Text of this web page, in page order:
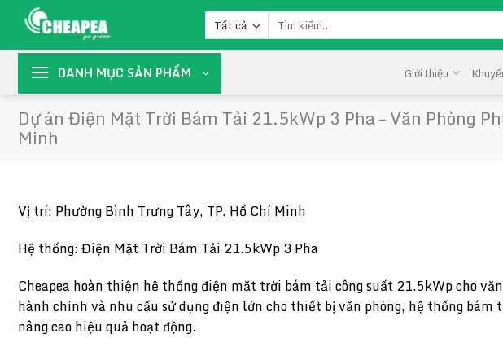
Chuyển
nội
Tìm
kiếm:
DANH MỤC SẢN PHẨM Giới thiệu
Dự án Điện Mặt Trời Bám Tải 21.5kWp 3 Pha – Văn Phòng
Minh
Vị trí: Phường Bình Trưng Tây, TP. Hồ Chí Minh
Hệ thống: Điện Mặt Trời Bám Tải 21.5kWp 3 Pha
Cheapea hoàn thiện hệ thống điện mặt trời bám tải công suất 21.5kWp cho
hành chính và nhu cầu sử dụng điện lớn cho thiết bị văn phòng, hệ thống
nâng cao hiệu quả hoạt động.